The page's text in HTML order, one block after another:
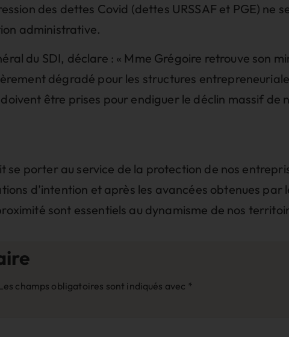
des dettes Covid (dettes URSSAF et PGE) ne
administrative.
du SDI, déclare : « Mme Grégoire retrouve son
dégradé pour les structures
être prises pour endiguer le déclin massif de
se porter au service de la protection de nos
d’intention et après les avancées obtenues par
sont essentiels au dynamisme de nos
champs obligatoires sont indiqués avec *